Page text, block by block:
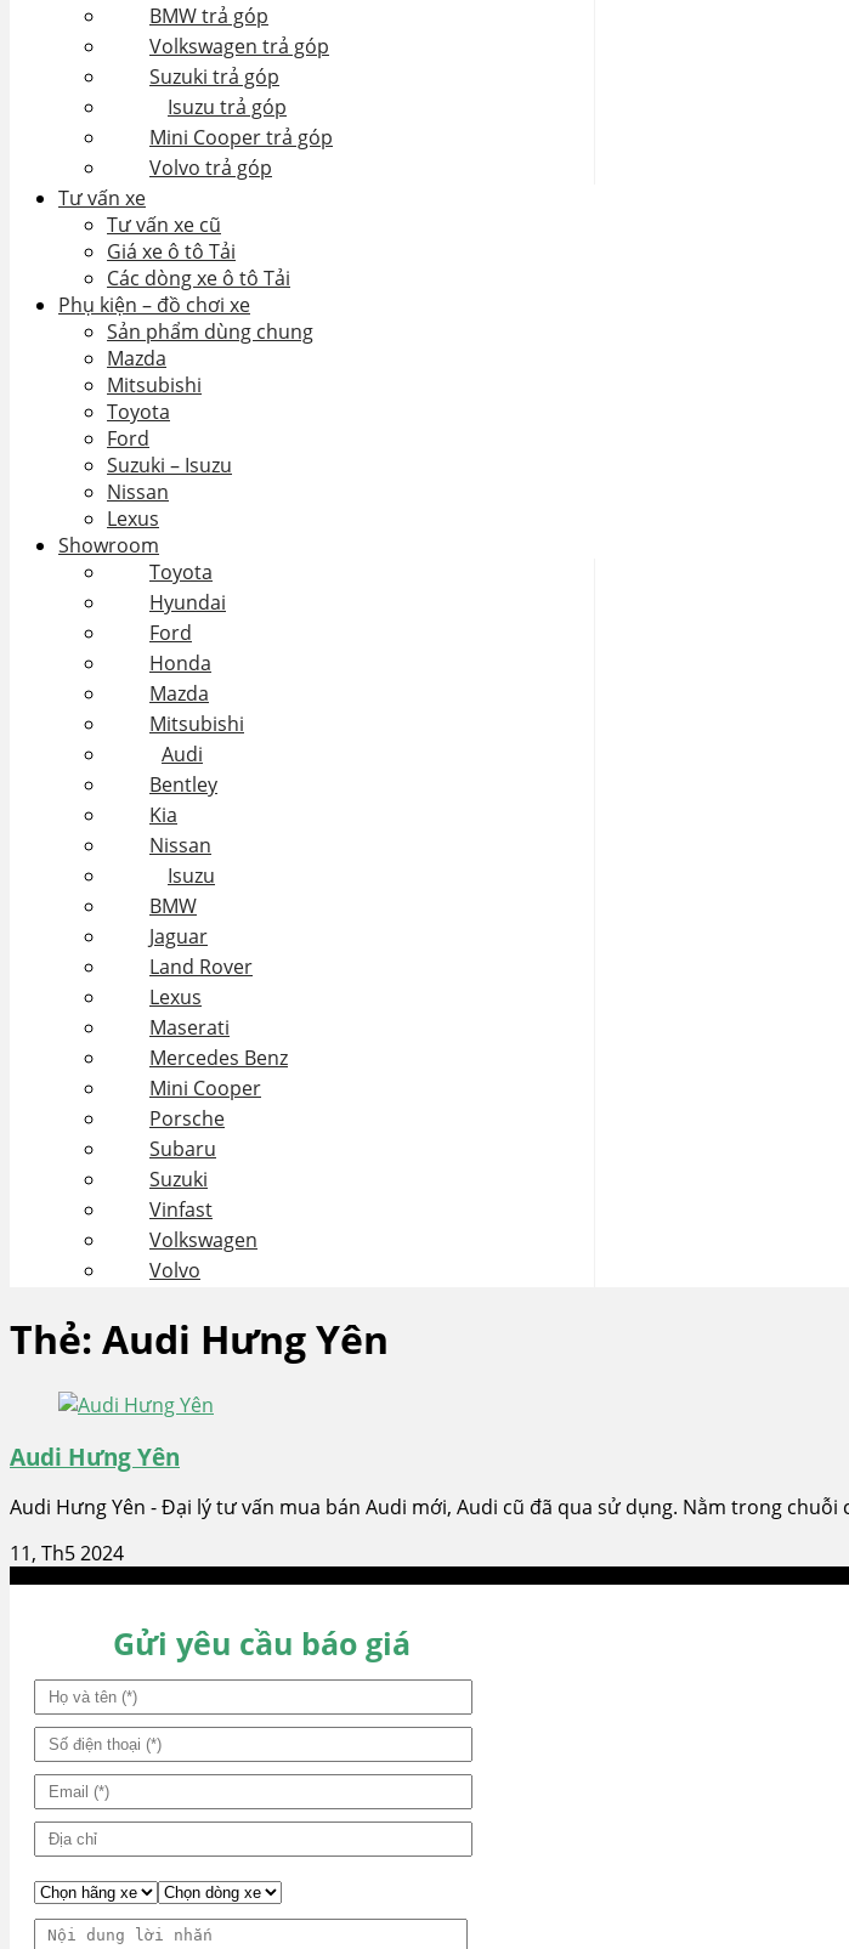
BMW trả góp
Volkswagen trả góp
Suzuki trả góp
Isuzu trả góp
Mini Cooper trả góp
Volvo trả góp
Tư vấn xe
Tư vấn xe cũ
Giá xe ô tô Tải
Các dòng xe ô tô Tải
Phụ kiện – đồ chơi xe
Sản phẩm dùng chung
Mazda
Mitsubishi
Toyota
Ford
Suzuki – Isuzu
Nissan
Lexus
Showroom
Toyota
Hyundai
Ford
Honda
Mazda
Mitsubishi
Audi
Bentley
Kia
Nissan
Isuzu
BMW
Jaguar
Land Rover
Lexus
Maserati
Mercedes Benz
Mini Cooper
Porsche
Subaru
Suzuki
Vinfast
Volkswagen
Volvo
Thẻ: Audi Hưng Yên
Audi Hưng Yên
Audi Hưng Yên - Đại lý tư vấn mua bán Audi mới, Audi cũ đã qua sử dụng. Nằm trong
11, Th5 2024
Gửi yêu cầu báo giá